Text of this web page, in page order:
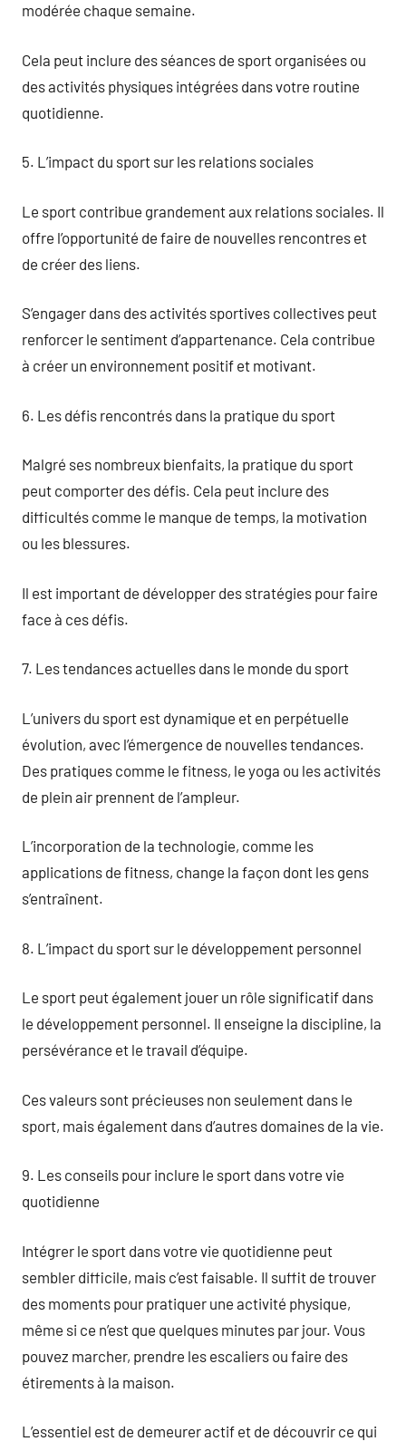
modérée chaque semaine.
Cela peut inclure des séances de sport organisées ou
des activités physiques intégrées dans votre routine
quotidienne.
5. L’impact du sport sur les relations sociales
Le sport contribue grandement aux relations sociales. Il
offre l’opportunité de faire de nouvelles rencontres et
de créer des liens.
S’engager dans des activités sportives collectives peut
renforcer le sentiment d’appartenance. Cela contribue
à créer un environnement positif et motivant.
6. Les défis rencontrés dans la pratique du sport
Malgré ses nombreux bienfaits, la pratique du sport
peut comporter des défis. Cela peut inclure des
difficultés comme le manque de temps, la motivation
ou les blessures.
Il est important de développer des stratégies pour faire
face à ces défis.
7. Les tendances actuelles dans le monde du sport
L’univers du sport est dynamique et en perpétuelle
évolution, avec l’émergence de nouvelles tendances.
Des pratiques comme le fitness, le yoga ou les activités
de plein air prennent de l’ampleur.
L’incorporation de la technologie, comme les
applications de fitness, change la façon dont les gens
s’entraînent.
8. L’impact du sport sur le développement personnel
Le sport peut également jouer un rôle significatif dans
le développement personnel. Il enseigne la discipline, la
persévérance et le travail d’équipe.
Ces valeurs sont précieuses non seulement dans le
sport, mais également dans d’autres domaines de la vie.
9. Les conseils pour inclure le sport dans votre vie
quotidienne
Intégrer le sport dans votre vie quotidienne peut
sembler difficile, mais c’est faisable. Il suffit de trouver
des moments pour pratiquer une activité physique,
même si ce n’est que quelques minutes par jour. Vous
pouvez marcher, prendre les escaliers ou faire des
étirements à la maison.
L’essentiel est de demeurer actif et de découvrir ce qui